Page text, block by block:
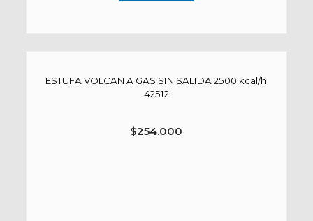
ESTUFA VOLCAN A GAS SIN SALIDA 2500 kcal/h
42512
$254.000